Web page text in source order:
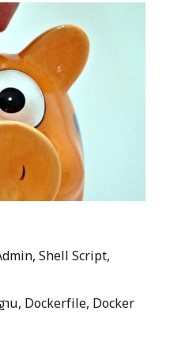
Shell Script,
น, Dockerfile, Docker